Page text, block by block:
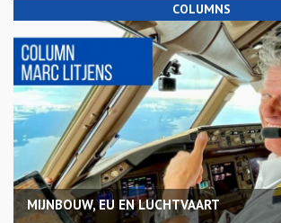
COLUMNS
MIJNBOUW, EU EN LUCHTVAART